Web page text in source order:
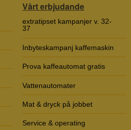
Vårt erbjudande
extratipset kampanjer v. 32-
37
Inbyteskampanj kaffemaskin
Prova kaffeautomat gratis
Vattenautomater
Mat & dryck på jobbet
Service & operating